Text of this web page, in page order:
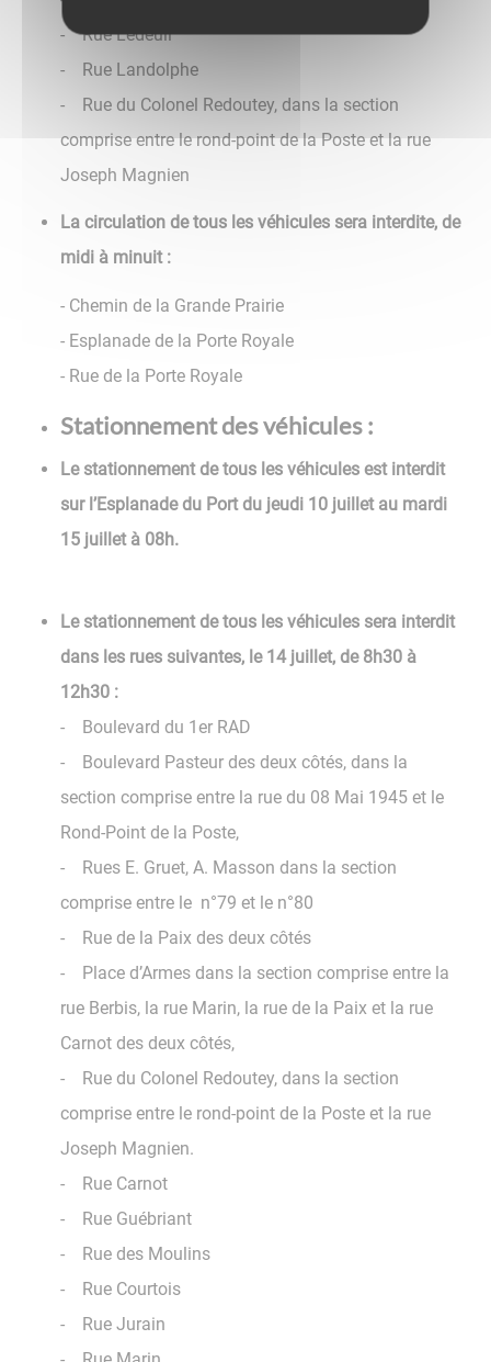
- Rue Ledeuil
- Rue Landolphe
- Rue du Colonel Redoutey, dans la section
comprise entre le rond-point de la Poste et la rue
Joseph Magnien
La circulation de tous les véhicules sera interdite, de
midi à minuit :
- Chemin de la Grande Prairie
- Esplanade de la Porte Royale
- Rue de la Porte Royale
Stationnement des véhicules :
Le stationnement de tous les véhicules est interdit
sur l’Esplanade du Port du jeudi 10 juillet au mardi
15 juillet à 08h.
Le stationnement de tous les véhicules sera interdit
dans les rues suivantes, le 14 juillet, de 8h30 à
12h30 :
- Boulevard du 1er RAD
- Boulevard Pasteur des deux côtés, dans la
section comprise entre la rue du 08 Mai 1945 et le
Rond-Point de la Poste,
- Rues E. Gruet, A. Masson dans la section
comprise entre le n°79 et le n°80
- Rue de la Paix des deux côtés
- Place d’Armes dans la section comprise entre la
rue Berbis, la rue Marin, la rue de la Paix et la rue
Carnot des deux côtés,
- Rue du Colonel Redoutey, dans la section
comprise entre le rond-point de la Poste et la rue
Joseph Magnien.
- Rue Carnot
- Rue Guébriant
- Rue des Moulins
- Rue Courtois
- Rue Jurain